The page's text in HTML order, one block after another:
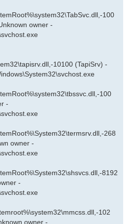
100
owner -
10100 (TapiSrv) -
100
-
268
owner -
8192
-
102
owner -